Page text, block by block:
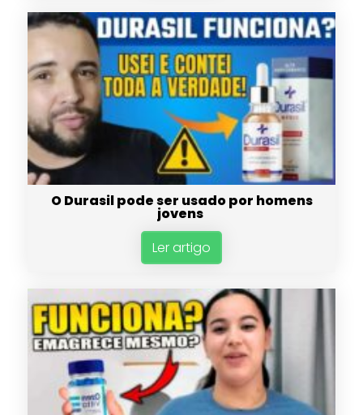
O Durasil pode ser usado por homens
jovens
Ler artigo